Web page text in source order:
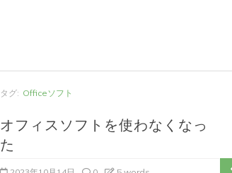
タグ: Officeソフト
オフィスソフトを使わなくなっ
た